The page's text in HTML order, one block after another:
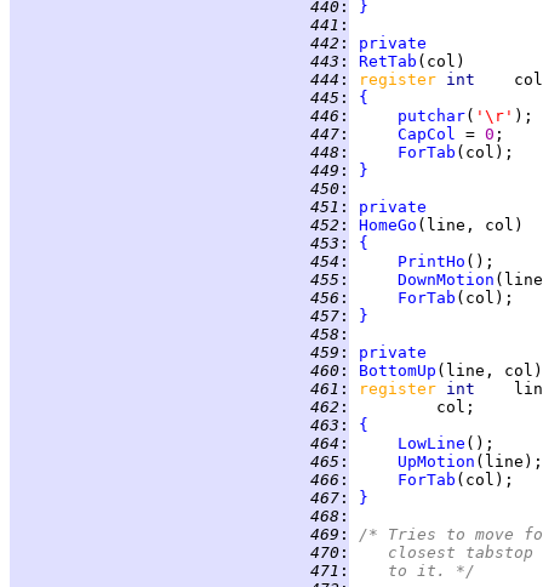
440 :
}
441 :
442 :
private
443 : RetTab
444 : register int
445 :
{
446 : putchar( '\r'
447 : CapCol = 0
448 : ForTab
449 :
}
450 :
451 :
private
452 : HomeGo
453 :
{
454 : PrintHo
455 :
DownMotion
456 : ForTab
457 :
}
458 :
459 :
private
460 :
BottomUp
461 : register int
462 :
463 :
{
464 : LowLine
465 :
UpMotion
466 : ForTab
467 :
}
468 :
469 :
/* Tries to move
470 :
closest tabstop
471 :
   to it. */